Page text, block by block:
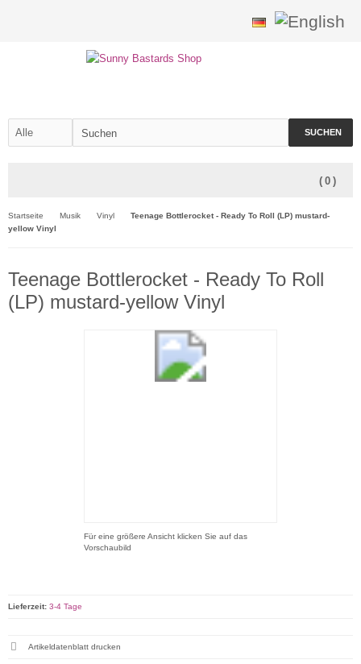
SUCHEN
( 0 )
Startseite Musik Vinyl
Teenage Bottlerocket - Ready To Roll (LP) mustard-
yellow Vinyl
Teenage Bottlerocket - Ready To Roll
(LP) mustard-yellow Vinyl
Für eine größere Ansicht klicken Sie auf das
Vorschaubild
Lieferzeit: 3-4 Tage
Artikeldatenblatt drucken